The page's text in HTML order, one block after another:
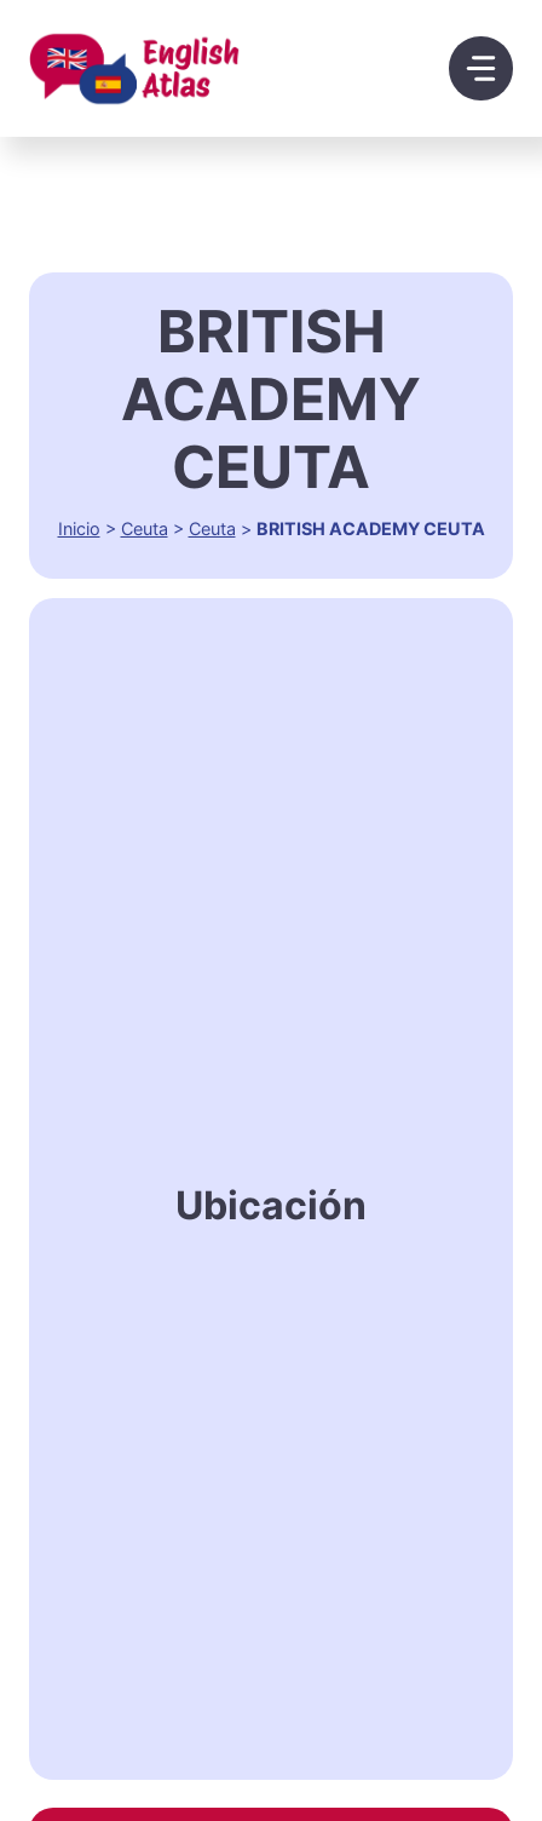
contenido
BRITISH
ACADEMY
CEUTA
Inicio > Ceuta > Ceuta > BRITISH ACADEMY CEUTA
Ubicación